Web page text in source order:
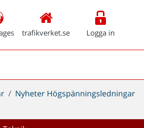
trafikverket.se Logga in
Nyheter Högspänningsledningar